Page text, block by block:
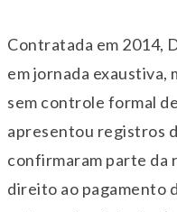
Contratada em 2014,
em jornada exaustiva,
sem controle formal
apresentou registros
confirmaram parte da
direito ao pagamento